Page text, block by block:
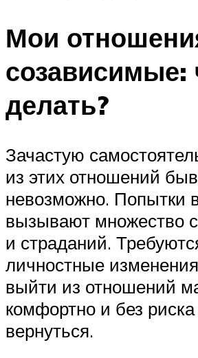
Мои
созависимые:
делать?
Зачастую
из этих отношений
невозможно. Попытки
вызывают множество
и страданий.
личностные
выйти из отношений
комфортно и без
вернуться.